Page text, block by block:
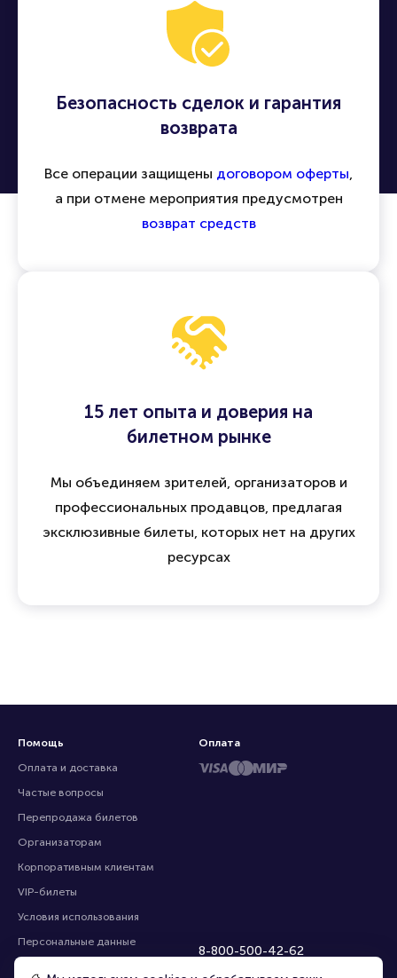
Безопасность сделок и гарантия
возврата
Все операции защищены договором оферты,
а при отмене мероприятия предусмотрен
возврат средств
15 лет опыта и доверия на
билетном рынке
Мы объединяем зрителей, организаторов и
профессиональных продавцов, предлагая
эксклюзивные билеты, которых нет на других
ресурсах
Помощь
Оплата и доставка
Частые вопросы
Перепродажа билетов
Организаторам
Корпоративным клиентам
VIP-билеты
Условия использования
Персональные данные
8-800-500-42-62
Оплата